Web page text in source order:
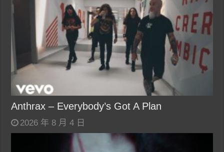
Anthrax – Everybody’s Got A Plan
2026 年 8 月 4 日